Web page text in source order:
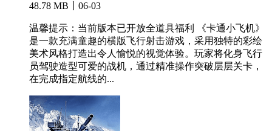
48.78 MB丨06-03
温馨提示：当前版本已开放全道具福利 《卡通小飞机》
是一款充满童趣的横版飞行射击游戏，采用独特的彩绘
美术风格打造出令人愉悦的视觉体验。玩家将化身飞行
员驾驶造型可爱的战机，通过精准操作突破层层关卡，
在完成指定航线的...